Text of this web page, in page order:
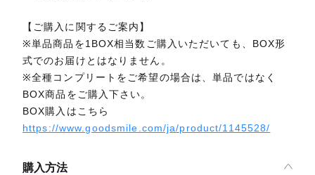
【ご購入に関するご案内】
※単品商品を1BOX相当数ご購入いただいても、BOX形
式でのお届けとはなりません。
※全種コンプリートをご希望の場合は、単品ではなく
BOX商品をご購入下さい。
BOX購入はこちら
https://www.goodsmile.com/ja/product/1145528/
購入方法